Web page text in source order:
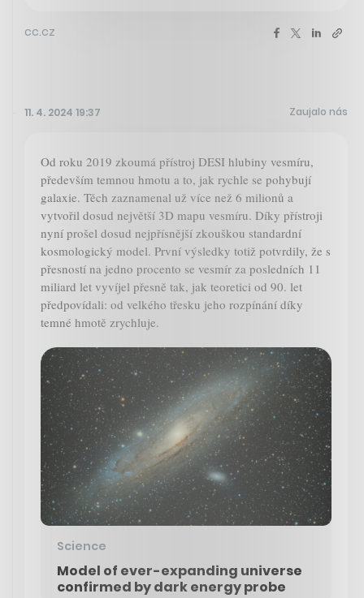
cc.cz
11. 4. 2024 19:37 Zaujalo nás
Od roku 2019 zkoumá přístroj DESI hlubiny vesmíru,
především temnou hmotu a to, jak rychle se pohybují
galaxie. Těch zaznamenal už více než 6 milionů a
vytvořil dosud největší 3D mapu vesmíru. Díky přístroji
nyní prošel dosud nejpřísnější zkouškou standardní
kosmologický model. První výsledky totiž potvrdily, že s
přesností na jedno procento se vesmír za posledních 11
miliard let vyvíjel přesně tak, jak teoretici od 90. let
předpovídali: od velkého třesku jeho rozpínání díky
temné hmotě zrychluje.
Science
Model of ever-expanding universe
confirmed by dark energy probe